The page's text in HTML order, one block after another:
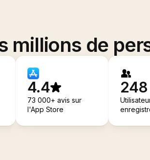
millions de
4.4
73 000+ avis sur
l'App Store
248